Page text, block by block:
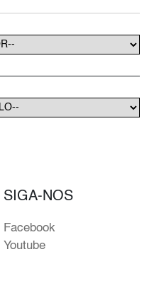
SIGA-NOS
Facebook
Youtube